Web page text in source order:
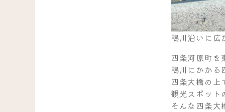
鴨川沿いに広
四条河原町を
鴨川にかかる
四条大橋の
観光スポット
そんな四条